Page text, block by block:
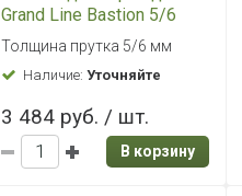
Grand Line Bastion 5/6
1,03x2,5 RAL 6005
(зеленый)
Толщина прутка 5/6 мм
Наличие: Уточняйте
3 484 руб. / шт.
В корзину